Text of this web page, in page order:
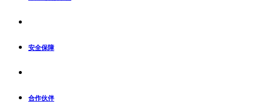
安全保障
合作伙伴